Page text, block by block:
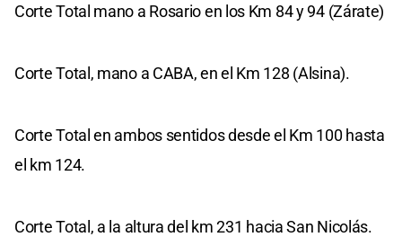
Corte Total mano a Rosario en los Km 84 y 94 (Zárate)
Corte Total, mano a CABA, en el Km 128 (Alsina).
Corte Total en ambos sentidos desde el Km 100 hasta
el km 124.
Corte Total, a la altura del km 231 hacia San Nicolás.